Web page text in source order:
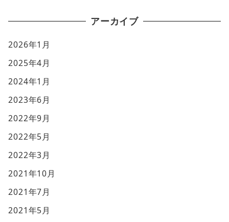
アーカイブ
2026年1月
2025年4月
2024年1月
2023年6月
2022年9月
2022年5月
2022年3月
2021年10月
2021年7月
2021年5月